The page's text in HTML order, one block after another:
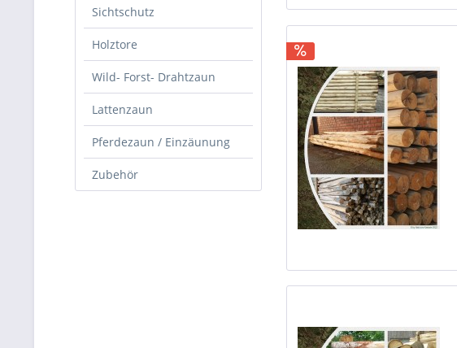
Sichtschutz
Holztore
Wild- Forst- Drahtzaun
Lattenzaun
Pferdezaun / Einzäunung
Zubehör